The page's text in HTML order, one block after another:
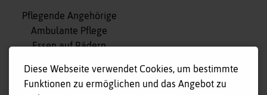
Navigation
überspringen
Pflegende Angehörige
Ambulante Pflege
Essen auf Rädern
Tagespflege
Hausnotruf
Diese Webseite verwendet Cookies, um bestimmte
Funktionen zu ermöglichen und das Angebot zu